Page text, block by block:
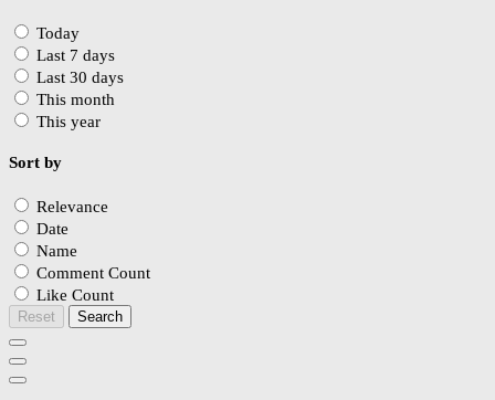
Today
Last 7 days
Last 30 days
This month
This year
Sort by
Relevance
Date
Name
Comment Count
Like Count
Reset Search